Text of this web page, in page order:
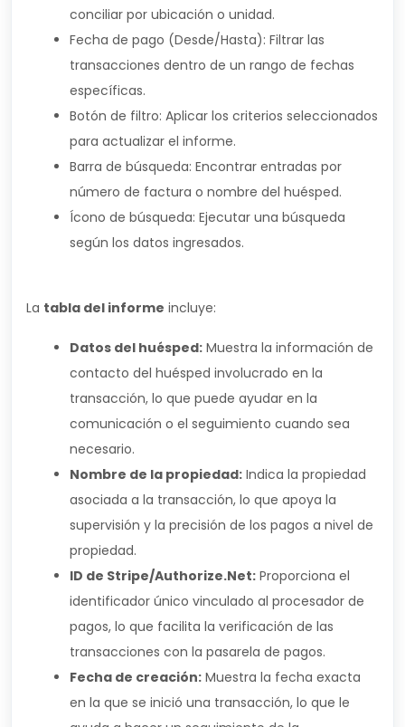
conciliar por ubicación o unidad.
Fecha de pago (Desde/Hasta): Filtrar las
transacciones dentro de un rango de fechas
específicas.
Botón de filtro: Aplicar los criterios seleccionados
para actualizar el informe.
Barra de búsqueda: Encontrar entradas por
número de factura o nombre del huésped.
Ícono de búsqueda: Ejecutar una búsqueda
según los datos ingresados.
La tabla del informe incluye:
Datos del huésped: Muestra la información de
contacto del huésped involucrado en la
transacción, lo que puede ayudar en la
comunicación o el seguimiento cuando sea
necesario.
Nombre de la propiedad: Indica la propiedad
asociada a la transacción, lo que apoya la
supervisión y la precisión de los pagos a nivel de
propiedad.
ID de Stripe/Authorize.Net: Proporciona el
identificador único vinculado al procesador de
pagos, lo que facilita la verificación de las
transacciones con la pasarela de pagos.
Fecha de creación: Muestra la fecha exacta
en la que se inició una transacción, lo que le